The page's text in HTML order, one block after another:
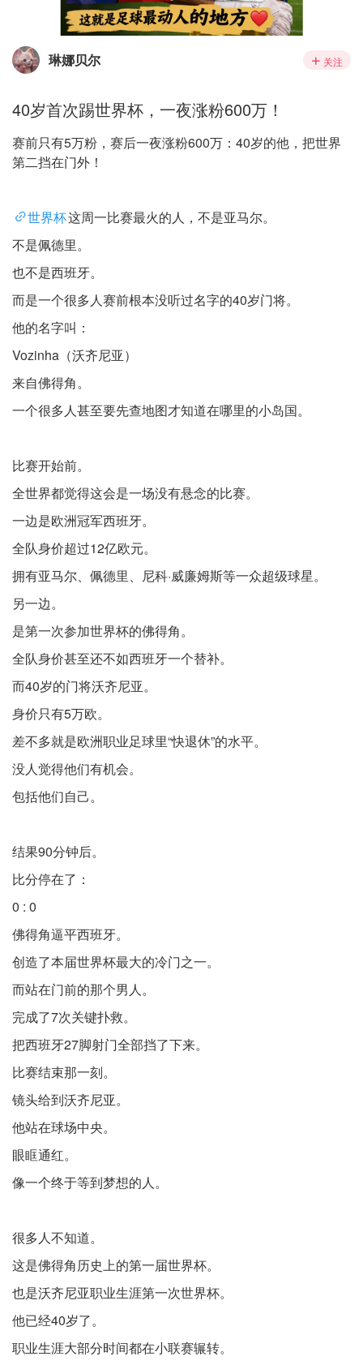
琳娜贝尔 关注
40岁首次踢世界杯，一夜涨粉600万！
赛前只有5万粉，赛后一夜涨粉600万：40岁的他，把世界
第二挡在门外！
世界杯这周一比赛最火的人，不是亚马尔。
不是佩德里。
也不是西班牙。
而是一个很多人赛前根本没听过名字的40岁门将。
他的名字叫：
Vozinha（沃齐尼亚）
来自佛得角。
一个很多人甚至要先查地图才知道在哪里的小岛国。
比赛开始前。
全世界都觉得这会是一场没有悬念的比赛。
一边是欧洲冠军西班牙。
全队身价超过12亿欧元。
拥有亚马尔、佩德里、尼科·威廉姆斯等一众超级球星。
另一边。
是第一次参加世界杯的佛得角。
全队身价甚至还不如西班牙一个替补。
而40岁的门将沃齐尼亚。
身价只有5万欧。
差不多就是欧洲职业足球里“快退休”的水平。
没人觉得他们有机会。
包括他们自己。
结果90分钟后。
比分停在了：
0 : 0
佛得角逼平西班牙。
创造了本届世界杯最大的冷门之一。
而站在门前的那个男人。
完成了7次关键扑救。
把西班牙27脚射门全部挡了下来。
比赛结束那一刻。
镜头给到沃齐尼亚。
他站在球场中央。
眼眶通红。
像一个终于等到梦想的人。
很多人不知道。
这是佛得角历史上的第一届世界杯。
也是沃齐尼亚职业生涯第一次世界杯。
他已经40岁了。
职业生涯大部分时间都在小联赛辗转。